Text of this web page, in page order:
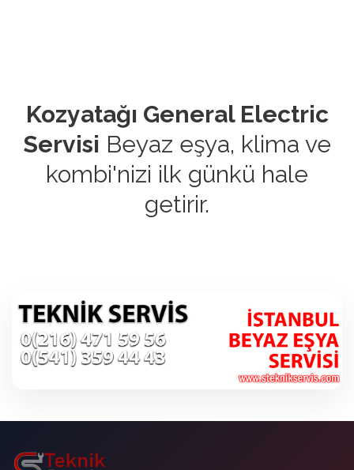
Kozyatağı General Electric
Servisi Beyaz eşya, klima ve
kombi'nizi ilk günkü hale
getirir.